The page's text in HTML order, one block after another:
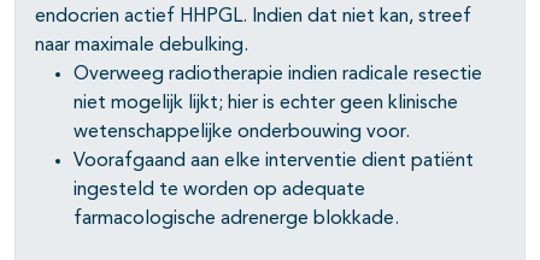
endocrien actief HHPGL. Indien dat niet kan, streef
naar maximale debulking.
Overweeg radiotherapie indien radicale resectie
niet mogelijk lijkt; hier is echter geen klinische
wetenschappelijke onderbouwing voor.
Voorafgaand aan elke interventie dient patiënt
ingesteld te worden op adequate
farmacologische adrenerge blokkade.